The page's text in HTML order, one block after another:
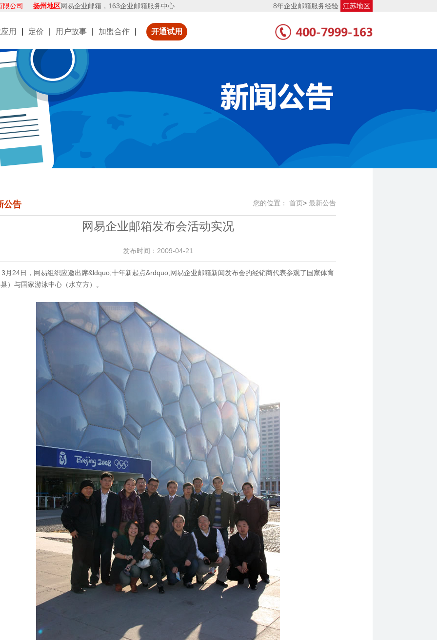
限公司 扬州地区网易企业邮箱，163企业邮箱服务中心 8年企业邮箱服务经验 江苏地区
用 定价 用户故事 加盟合作 开通试用
公告 您的位置： 首页> 最新公告
网易企业邮箱发布会活动实况
发布时间：2009-04-21
24日，网易组织应邀出席&ldquo;十年新起点&rdquo;网易企业邮箱新闻发布会的经销商代表参观了国家体育
）与国家游泳中心（水立方）。